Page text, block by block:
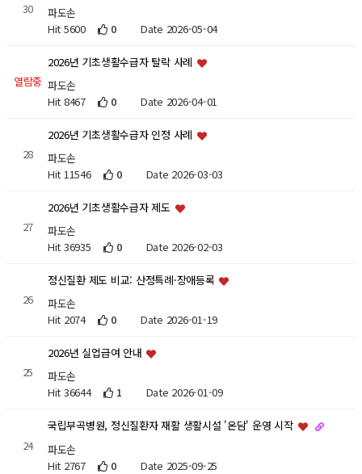
30
파도손
Hit 5600
0 Date 2026-05-04
열람중
2026년 기초생활수급자 탈락 사례
파도손
Hit 8467
0 Date 2026-04-01
28
2026년 기초생활수급자 인정 사례
파도손
Hit 11546
0 Date 2026-03-03
27
2026년 기초생활수급자 제도
파도손
Hit 36935
0 Date 2026-02-03
26
정신질환 제도 비교: 산정특례·장애등록
파도손
Hit 2074
0 Date 2026-01-19
25
2026년 실업급여 안내
파도손
Hit 36644
1 Date 2026-01-09
24
국립부곡병원, 정신질환자 재활 생활시설 '온담' 운영 시작
파도손
Hit 2767
0 Date 2025-09-25